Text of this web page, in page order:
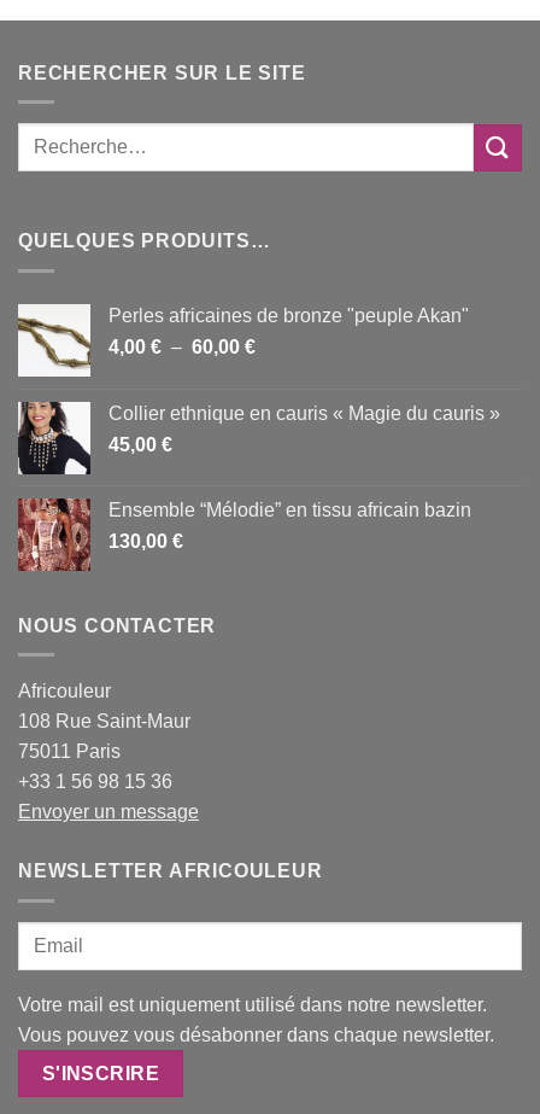
RECHERCHER SUR LE SITE
QUELQUES PRODUITS…
Perles africaines de bronze "peuple Akan"
4,00 € – 60,00 €Plage
4,00 €
Collier ethnique en cauris « Magie du cauris »
45,00 €
Ensemble “Mélodie” en tissu africain bazin
130,00 €
NOUS CONTACTER
Africouleur
108 Rue Saint-Maur
75011 Paris
+33 1 56 98 15 36
Envoyer un message
NEWSLETTER AFRICOULEUR
Votre mail est uniquement utilisé dans notre newsletter.
Vous pouvez vous désabonner dans chaque newsletter.